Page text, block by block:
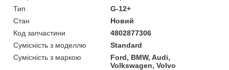
Тип
G-12+
Стан
Новий
Код запчастини
4802877306
Сумісність з моделлю
Standard
Сумісність з маркою
Ford, BMW, Audi,
Volkswagen, Volvo